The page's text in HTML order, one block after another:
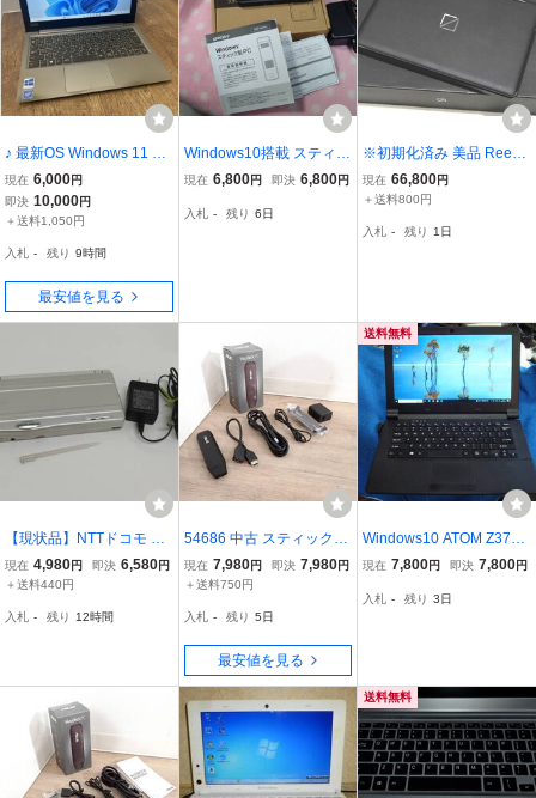
♪ 最新OS Windows 11 11.
6インチ ノートPC Lenov
o ideaPad 120S メモリ4
GB ストレージ SSD 64G
ール済 即決おまけ
現在 6,000円
即決 10,000円
＋送料1,050円
入札 - 残り 9時間
最安値を見る
Windows10搭載 スティッ
ク型PC DIGI+ DGP-WSP
現在 6,800円 即決 6,800円
入札 - 残り 6日
※初期化済み 美品 Reevo
pro ◇ 8インチ 超小型 ノ
ートパスコン モバイル Int
obile ER-P1512 PC タブ
現在 66,800円
＋送料800円
入札 - 残り 1日
【現状品】NTTドコモ シ
グマリオンⅡ/ハンドヘル
ドPC
現在 4,980円 即決 6,580円
＋送料440円
入札 - 残り 12時間
54686 中古 スティック型
パソコン VivoStick PC AS
US エイスース TS10-B16
MI接続 冷却ファン内蔵 ①
現在 7,980円 即決 7,980円
＋送料750円
入札 - 残り 5日
最安値を見る
送料無料
Windows10 ATOM Z3735
F 1.33GHz メモリ2GB SS
インチ(1366x768) 送料無
現在 7,800円 即決 7,800円
入札 - 残り 3日
送料無料